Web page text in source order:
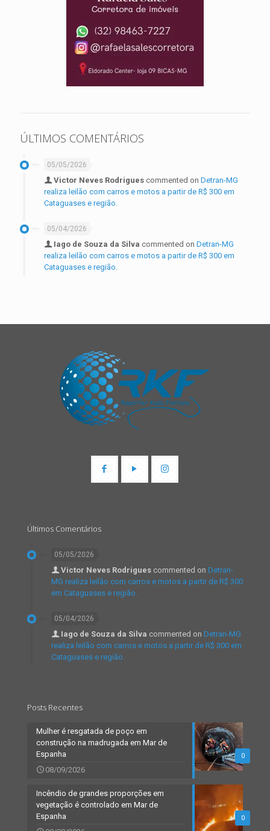
ÚLTIMOS COMENTÁRIOS
05/05/2026
Victor Neves Rodrigues commented on Detran-MG
realiza leilão com carros e motos a partir de R$ 300 em
Cataguases e região.
05/04/2026
Iago de Souza da Silva commented on Detran-MG
realiza leilão com carros e motos a partir de R$ 300 em
Cataguases e região.
Últimos Comentários
05/05/2026
Victor Neves Rodrigues commented on Detran-
MG realiza leilão com carros e motos a partir de R$ 300
em Cataguases e região.
05/04/2026
Iago de Souza da Silva commented on Detran-MG
realiza leilão com carros e motos a partir de R$ 300 em
Cataguases e região.
Posts Recentes
0
Mulher é resgatada de poço em
construção na madrugada em Mar de
Espanha
08/09/2026
0
Incêndio de grandes proporções em
vegetação é controlado em Mar de
Espanha